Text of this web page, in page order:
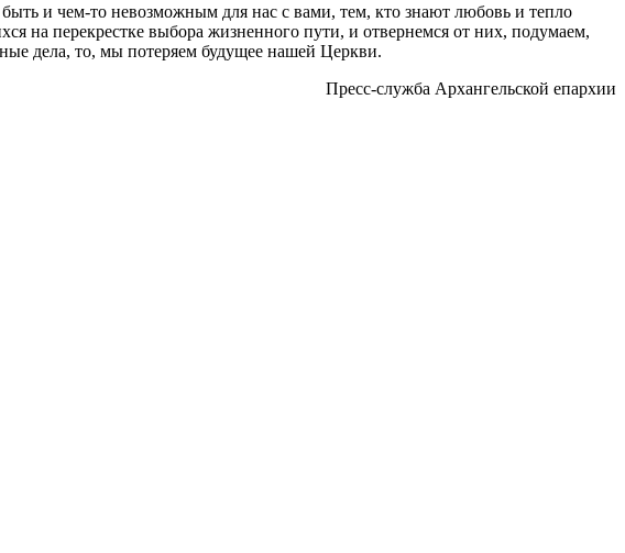
и чем-то невозможным для нас с вами, тем, кто знают любовь и тепло
на перекрестке выбора жизненного пути, и отвернемся от них, подумаем,
дела, то, мы потеряем будущее нашей Церкви.
Пресс-служба Архангельской епархии